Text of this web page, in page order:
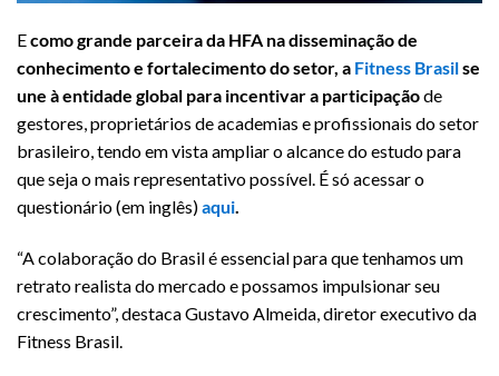
Ecomo grande parceira da HFA na disseminação de
conhecimento e fortalecimento do setor, a Fitness Brasilse
une à entidade global para incentivar a participaçãode
gestores, proprietários de academias e profissionais do setor
brasileiro, tendo em vista ampliar o alcance do estudo para
que seja o mais representativo possível. É só acessar o
questionário (em inglês)aqui.
“A colaboração do Brasil é essencial para que tenhamos um
retrato realista do mercado e possamos impulsionar seu
crescimento”, destaca Gustavo Almeida, diretor executivo da
Fitness Brasil.